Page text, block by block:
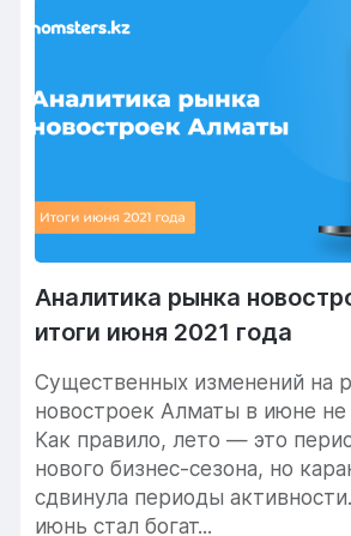
Аналитика рынка
итоги июня 2021 года
Существенных изменений на
новостроек Алматы в июне
Как правило, лето — это
нового бизнес-сезона, но
сдвинула периоды
июнь стал богат...